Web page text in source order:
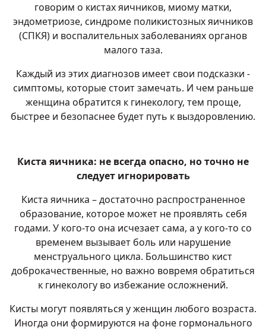
говорим о кистах яичников, миому матки,
эндометриозе, синдроме поликистозных яичников
(СПКЯ) и воспалительных заболеваниях органов
малого таза.
Каждый из этих диагнозов имеет свои подсказки -
симптомы, которые стоит замечать. И чем раньше
женщина обратится к гинекологу, тем проще,
быстрее и безопаснее будет путь к выздоровлению.
Киста яичника: не всегда опасно, но точно не
следует игнорировать
Киста яичника – достаточно распространенное
образование, которое может не проявлять себя
годами. У кого-то она исчезает сама, а у кого-то со
временем вызывает боль или нарушение
менструального цикла. Большинство кист
доброкачественные, но важно вовремя обратиться
к гинекологу во избежание осложнений.
Кисты могут появляться у женщин любого возраста.
Иногда они формируются на фоне гормонального